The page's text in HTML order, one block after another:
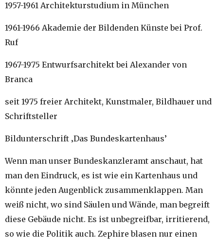
1957-1961 Architekturstudium in München
1961-1966 Akademie der Bildenden Künste bei Prof.
Ruf
1967-1975 Entwurfsarchitekt bei Alexander von
Branca
seit 1975 freier Architekt, Kunstmaler, Bildhauer und
Schriftsteller
Bildunterschrift ‚Das Bundeskartenhaus’
Wenn man unser Bundeskanzleramt anschaut, hat
man den Eindruck, es ist wie ein Kartenhaus und
könnte jeden Augenblick zusammenklappen. Man
weiß nicht, wo sind Säulen und Wände, man begreift
diese Gebäude nicht. Es ist unbegreifbar, irritierend,
so wie die Politik auch. Zephire blasen nur einen